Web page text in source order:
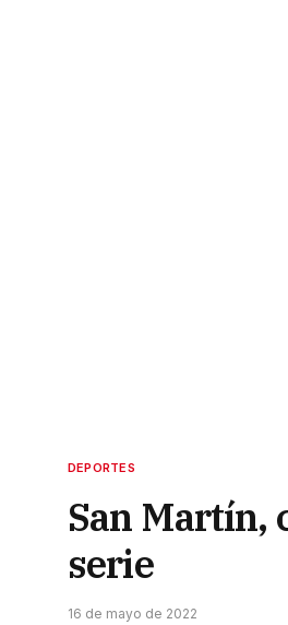
DEPORTES
San Martín,
serie
16 de mayo de 2022